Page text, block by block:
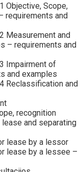
Objective, Scope,
requirements and
Measurement and
– requirements and
Impairment of
and examples
Reclassification and
recognition
and separating
lease by a lessor
lease by a lessee –